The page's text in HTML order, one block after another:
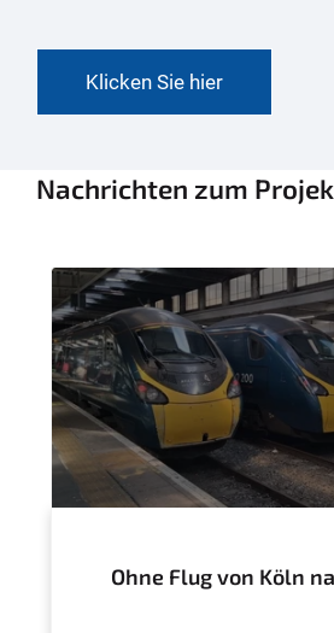
Klicken Sie hier
Nachrichten zum
Ohne Flug von Köln